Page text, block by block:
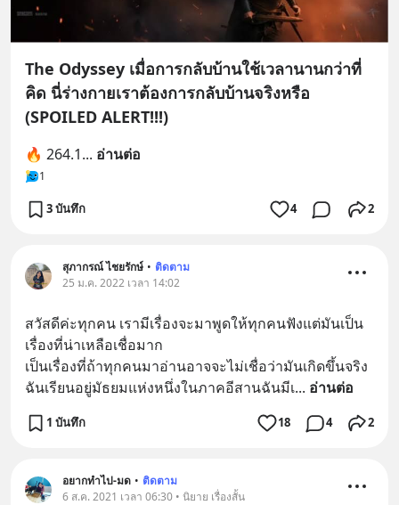
The Odyssey เมื่อการกลับบ้านใช้เวลานานกว่าที่
คิด นี่ร่างกายเราต้องการกลับบ้านจริงหรือ
(SPOILED ALERT!!!)
🔥 264.1... อ่านต่อ
1
3 บันทึก 4 2
สุภากรณ์ ไชยรักษ์ • ติดตาม
25 ม.ค. 2022 เวลา 14:02
สวัสดีค่ะทุกคน เรามีเรื่องจะมาพูดให้ทุกคนฟังแต่มันเป็น
เรื่องที่น่าเหลือเชื่อมาก
เป็นเรื่องที่ถ้าทุกคนมาอ่านอาจจะไม่เชื่อว่ามันเกิดขึ้นจริง
ฉันเรียนอยู่มัธยมแห่งหนึ่งในภาคอีสานฉันมีเ... อ่านต่อ
1 บันทึก 18 4 2
อยากทำไป-มด • ติดตาม
6 ส.ค. 2021 เวลา 06:30 • นิยาย เรื่องสั้น